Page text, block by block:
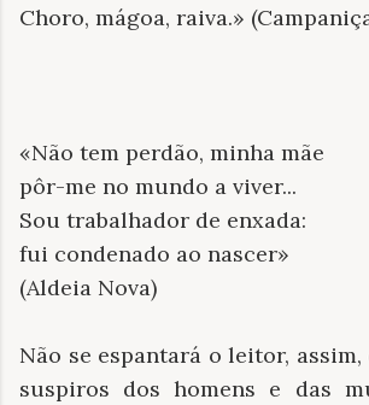
Choro, mágoa, raiva.»
«Não tem perdão, minha mãe
pôr-me no mundo a viver...
Sou trabalhador de enxada:
fui condenado ao nascer»
(Aldeia Nova)
Não se espantará o leitor,
suspiros dos homens e das